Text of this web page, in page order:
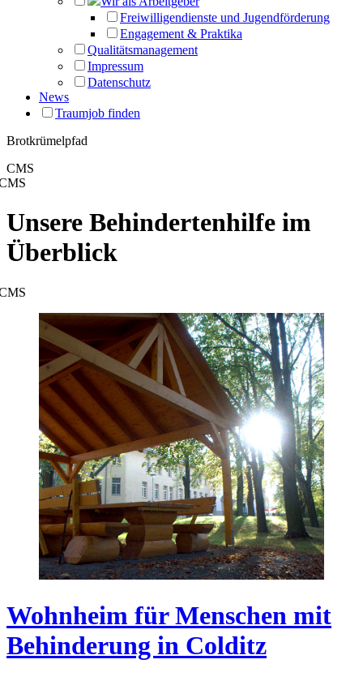
Freiwilligendienste und Jugendförderung
Engagement & Praktika
Qualitätsmanagement
Impressum
Datenschutz
News
Traumjob finden
Brotkrümelpfad
CMS
Unsere Behindertenhilfe im
Überblick
Wohnheim für Menschen mit
Behinderung in Colditz